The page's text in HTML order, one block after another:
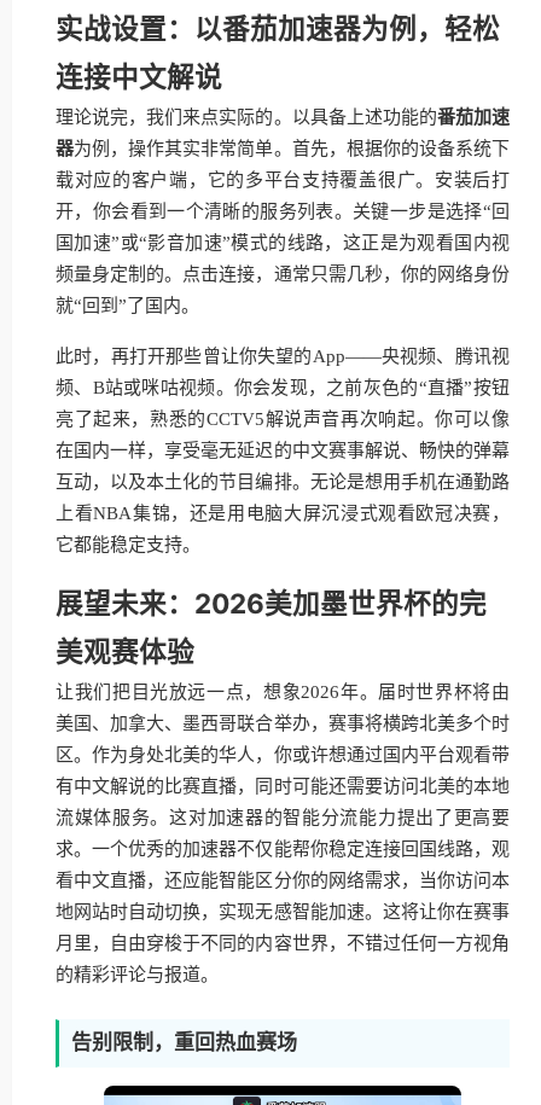
实战设置：以番茄加速器为例，轻松
连接中文解说
理论说完，我们来点实际的。以具备上述功能的番茄加速
器为例，操作其实非常简单。首先，根据你的设备系统下
载对应的客户端，它的多平台支持覆盖很广。安装后打
开，你会看到一个清晰的服务列表。关键一步是选择“回
国加速”或“影音加速”模式的线路，这正是为观看国内视
频量身定制的。点击连接，通常只需几秒，你的网络身份
就“回到”了国内。
此时，再打开那些曾让你失望的App——央视频、腾讯视
频、B站或咪咕视频。你会发现，之前灰色的“直播”按钮
亮了起来，熟悉的CCTV5解说声音再次响起。你可以像
在国内一样，享受毫无延迟的中文赛事解说、畅快的弹幕
互动，以及本土化的节目编排。无论是想用手机在通勤路
上看NBA集锦，还是用电脑大屏沉浸式观看欧冠决赛，
它都能稳定支持。
展望未来：2026美加墨世界杯的完
美观赛体验
让我们把目光放远一点，想象2026年。届时世界杯将由
美国、加拿大、墨西哥联合举办，赛事将横跨北美多个时
区。作为身处北美的华人，你或许想通过国内平台观看带
有中文解说的比赛直播，同时可能还需要访问北美的本地
流媒体服务。这对加速器的智能分流能力提出了更高要
求。一个优秀的加速器不仅能帮你稳定连接回国线路，观
看中文直播，还应能智能区分你的网络需求，当你访问本
地网站时自动切换，实现无感智能加速。这将让你在赛事
月里，自由穿梭于不同的内容世界，不错过任何一方视角
的精彩评论与报道。
告别限制，重回热血赛场